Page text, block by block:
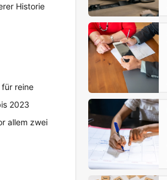
Historie
reine
2023
allem zwei